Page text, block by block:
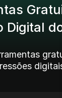
Digital